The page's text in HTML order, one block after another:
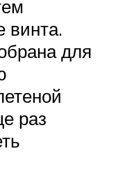
винта.
для
раз